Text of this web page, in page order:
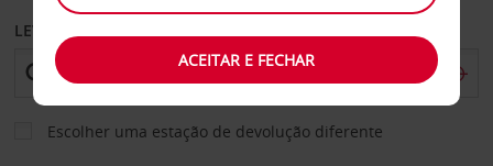
LEVANTAR EM
Escolher uma estação de devolução diferente
ACEITAR E FECHAR